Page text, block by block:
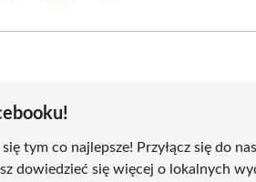
tym co najlepsze! Przyłącz się do
dowiedzieć się więcej o lokalnych